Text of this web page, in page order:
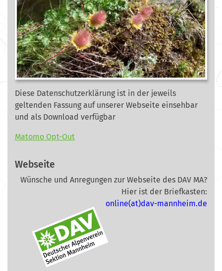
Diese Datenschutzerklärung ist in der jeweils
geltenden Fassung auf unserer Webseite einsehbar
und als Download verfügbar
Matomo Opt-Out
Webseite
Wünsche und Anregungen zur Webseite des DAV MA?
Hier ist der Briefkasten:
online(at)dav-mannheim.de